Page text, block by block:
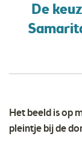
De
Het beeld is op
pleintje bij de